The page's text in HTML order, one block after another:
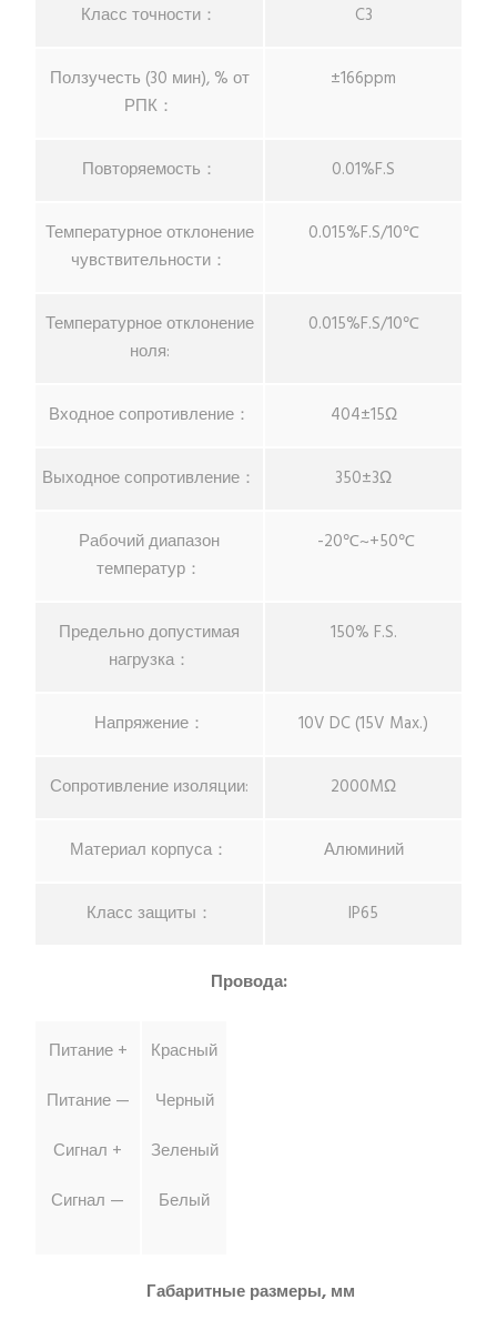
Класс точности： C3
Ползучесть (30 мин), % от
РПК：
±166ppm
Повторяемость： 0.01%F.S
Температурное отклонение
чувствительности：
0.015%F.S/10℃
Температурное отклонение
ноля:
0.015%F.S/10℃
Входное сопротивление： 404±15Ω
Выходное сопротивление： 350±3Ω
Рабочий диапазон
температур：
-20℃~+50℃
Предельно допустимая
нагрузка：
150% F.S.
Напряжение： 10V DC (15V Max.)
Сопротивление изоляции: 2000MΩ
Материал корпуса： Алюминий
Класс защиты： IP65
Провода:
Питание +
Питание —
Сигнал +
Сигнал —
Красный
Черный
Зеленый
Белый
Габаритные размеры, мм